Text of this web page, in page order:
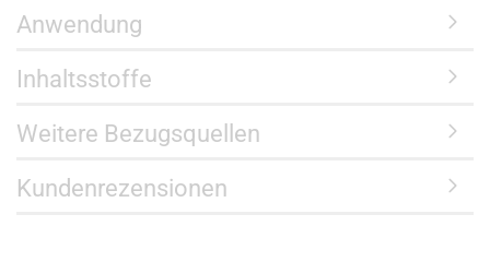
Anwendung
Inhaltsstoffe
Weitere Bezugsquellen
Kundenrezensionen